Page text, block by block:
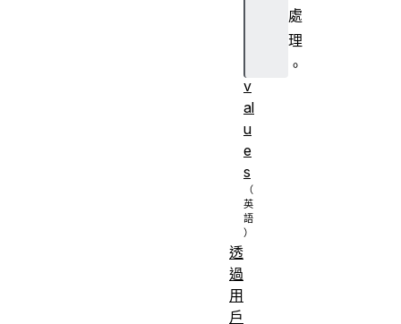
處
理
。
v
al
u
e
s
透
過
用
戶